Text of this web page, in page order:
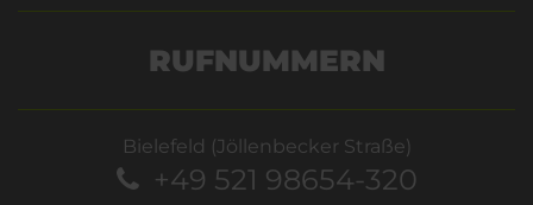
RUFNUMMERN
Bielefeld (Jöllenbecker Straße)
+49 521 98654-320